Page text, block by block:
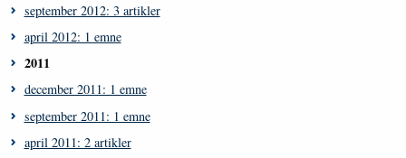
september 2012: 3 artikler
april 2012: 1 emne
2011
december 2011: 1 emne
september 2011: 1 emne
april 2011: 2 artikler